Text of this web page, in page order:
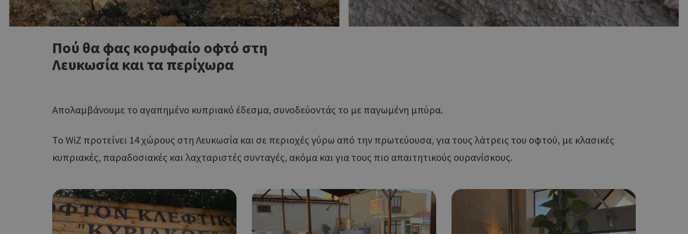
Πού θα φας κορυφαίο οφτό στη
Λευκωσία και τα περίχωρα
Απολαμβάνουμε το αγαπημένο κυπριακό έδεσμα, συνοδεύοντάς το με παγωμένη μπύρα.
Το WiZ προτείνει 14 χώρους στη Λευκωσία και σε περιοχές γύρω από την πρωτεύουσα, για τους λάτρεις του οφτού, με κλασικές
κυπριακές, παραδοσιακές και λαχταριστές συνταγές, ακόμα και για τους πιο απαιτητικούς ουρανίσκους.